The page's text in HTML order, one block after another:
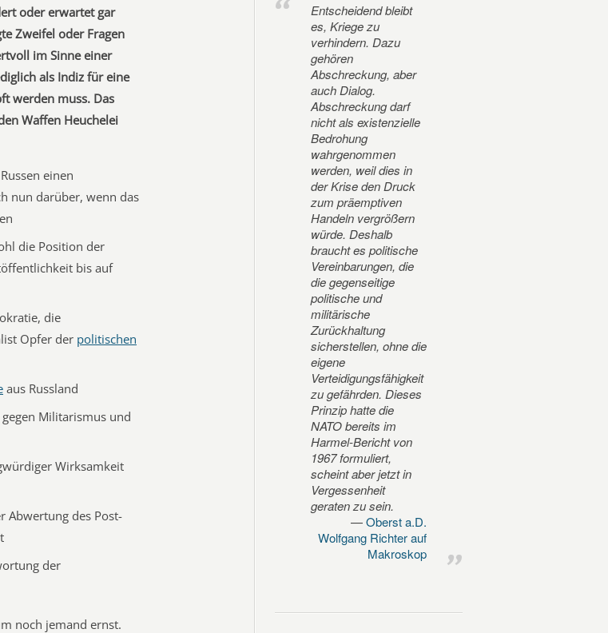
oder erwartet gar
Zweifel oder Fragen
im Sinne einer
als Indiz für eine
werden muss. Das
Waffen Heuchelei
einen
nun darüber, wenn das
die Position der
bis auf
die
Opfer der politischen
aus Russland
Militarismus und
Wirksamkeit
Abwertung des Post-
der
noch jemand ernst.
Entscheidend bleibt
es, Kriege zu
verhindern. Dazu
gehören
Abschreckung, aber
auch Dialog.
Abschreckung darf
nicht als existenzielle
Bedrohung
wahrgenommen
werden, weil dies in
der Krise den Druck
zum präemptiven
Handeln vergrößern
würde. Deshalb
braucht es politische
Vereinbarungen, die
die gegenseitige
politische und
militärische
Zurückhaltung
sicherstellen, ohne die
eigene
Verteidigungsfähigkeit
zu gefährden. Dieses
Prinzip hatte die
NATO bereits im
Harmel-Bericht von
1967 formuliert,
scheint aber jetzt in
Vergessenheit
geraten zu sein.
Oberst a.D.
Wolfgang Richter auf
Makroskop